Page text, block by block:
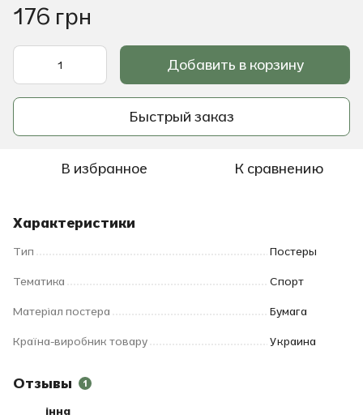
176 грн
Добавить в корзину
Быстрый заказ
В избранное К сравнению
Характеристики
Тип Постеры
Тематика Спорт
Матеріал постера Бумага
Країна-виробник товару Украина
Отзывы 1
інна